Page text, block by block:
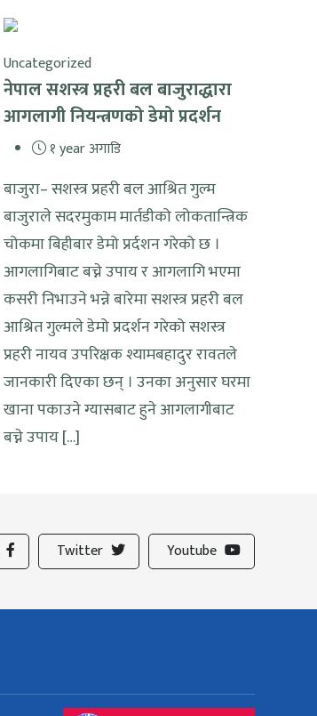
Uncategorized
नेपाल सशस्त्र प्रहरी बल बाजुराद्धारा
आगलागी नियन्त्रणको डेमो प्रदर्शन
१ year अगाडि
बाजुरा– सशस्त्र प्रहरी बल आश्रित गुल्म
बाजुराले सदरमुकाम मार्तडीको लोकतान्त्रिक
चोकमा बिहीबार डेमो प्रर्दशन गरेको छ ।
आगलागिबाट बच्ने उपाय र आगलागि भएमा
कसरी निभाउने भन्ने बारेमा सशस्त्र प्रहरी बल
आश्रित गुल्मले डेमो प्रदर्शन गरेको सशस्त्र
प्रहरी नायव उपरिक्षक श्यामबहादुर रावतले
जानकारी दिएका छन् । उनका अनुसार घरमा
खाना पकाउने ग्यासबाट हुने आगलागीबाट
बच्ने उपाय […]
Twitter Youtube